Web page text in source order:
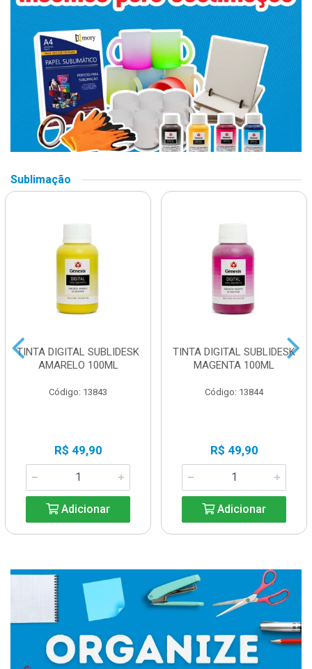
Sublimação
TINTA DIGITAL SUBLIDESK
AMARELO 100ML
Código: 13843
R$ 49,90
Adicionar
TINTA DIGITAL SUBLIDESK
MAGENTA 100ML
Código: 13844
R$ 49,90
Adicionar